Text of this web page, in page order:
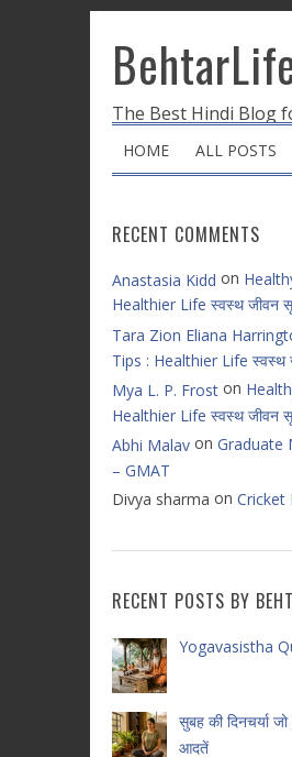
The Best Hindi Blog
HOME ALL POSTS
RECENT COMMENTS
Anastasia Kidd on
Healthier Life स्वस्थ जीवन
Tara Zion Eliana
Tips : Healthier Life स्वस्थ
Mya L. P. Frost on
Healthier Life स्वस्थ जीवन
Abhi Malav on Graduate
– GMAT
Divya sharma on Cricket
RECENT POSTS BY
Yogavasistha
सुबह की दिनचर्या
आदतें